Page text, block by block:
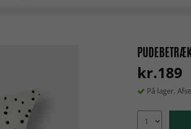
kr.189
På lager.